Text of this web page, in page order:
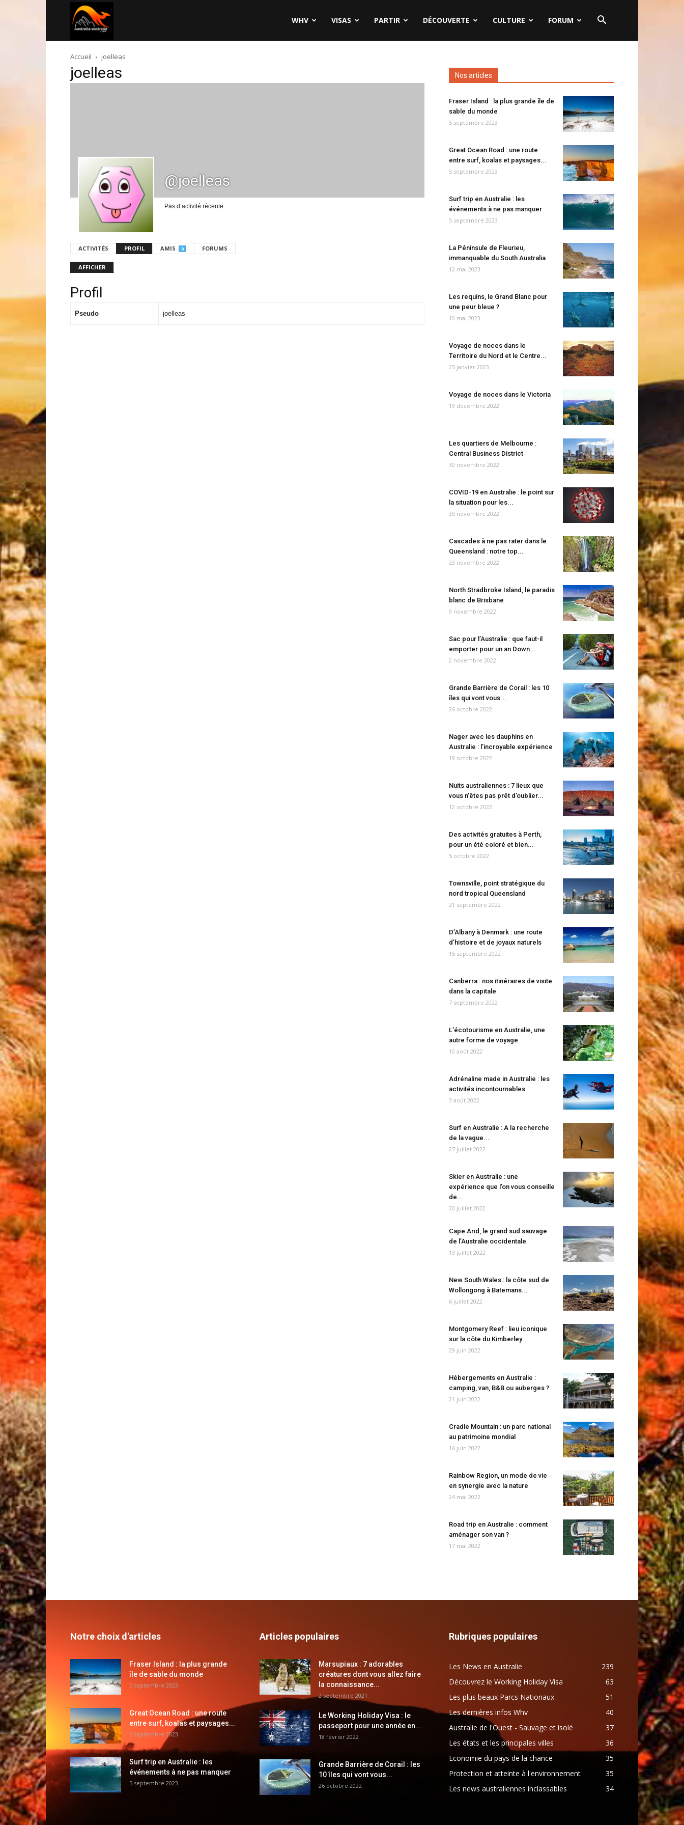
australie.com
WHV VISAS PARTIR DÉCOUVERTE CULTURE FORUM
Accueil joelleas
joelleas
@joelleas
Pas d’activité récente
ACTIVITÉS PROFIL AMIS 0 FORUMS
AFFICHER
Profil
Pseudo joelleas
Nos articles
Fraser Island : la plus grande île de
sable du monde
5 septembre 2023
Great Ocean Road : une route
entre surf, koalas et paysages...
5 septembre 2023
Surf trip en Australie : les
événements à ne pas manquer
5 septembre 2023
La Péninsule de Fleurieu,
immanquable du South Australia
12 mai 2023
Les requins, le Grand Blanc pour
une peur bleue ?
10 mai 2023
Voyage de noces dans le
Territoire du Nord et le Centre...
25 janvier 2023
Voyage de noces dans le Victoria
19 décembre 2022
Les quartiers de Melbourne :
Central Business District
30 novembre 2022
COVID-19 en Australie : le point sur
la situation pour les...
30 novembre 2022
Cascades à ne pas rater dans le
Queensland : notre top...
23 novembre 2022
North Stradbroke Island, le paradis
blanc de Brisbane
9 novembre 2022
Sac pour l’Australie : que faut-il
emporter pour un an Down...
2 novembre 2022
Grande Barrière de Corail : les 10
îles qui vont vous...
26 octobre 2022
Nager avec les dauphins en
Australie : l’incroyable expérience
19 octobre 2022
Nuits australiennes : 7 lieux que
vous n’êtes pas prêt d’oublier...
12 octobre 2022
Des activités gratuites à Perth,
pour un été coloré et bien...
5 octobre 2022
Townsville, point stratégique du
nord tropical Queensland
21 septembre 2022
D’Albany à Denmark : une route
d’histoire et de joyaux naturels
15 septembre 2022
Canberra : nos itinéraires de visite
dans la capitale
7 septembre 2022
L’écotourisme en Australie, une
autre forme de voyage
10 août 2022
Adrénaline made in Australie : les
activités incontournables
3 août 2022
Surf en Australie : A la recherche
de la vague...
27 juillet 2022
Skier en Australie : une
expérience que l’on vous conseille
de...
20 juillet 2022
Cape Arid, le grand sud sauvage
de l’Australie occidentale
13 juillet 2022
New South Wales : la côte sud de
Wollongong à Batemans...
6 juillet 2022
Montgomery Reef : lieu iconique
sur la côte du Kimberley
29 juin 2022
Hébergements en Australie :
camping, van, B&B ou auberges ?
21 juin 2022
Cradle Mountain : un parc national
au patrimoine mondial
16 juin 2022
Rainbow Region, un mode de vie
en synergie avec la nature
24 mai 2022
Road trip en Australie : comment
aménager son van ?
17 mai 2022
Notre choix d'articles
Fraser Island : la plus grande
île de sable du monde
5 septembre 2023
Great Ocean Road : une route
entre surf, koalas et paysages...
5 septembre 2023
Surf trip en Australie : les
événements à ne pas manquer
5 septembre 2023
Articles populaires
Marsupiaux : 7 adorables
créatures dont vous allez faire
la connaissance...
2 septembre 2021
Le Working Holiday Visa : le
passeport pour une année en...
18 février 2022
Grande Barrière de Corail : les
10 îles qui vont vous...
26 octobre 2022
Rubriques populaires
Les News en Australie
239
Découvrez le Working Holiday Visa
63
Les plus beaux Parcs Nationaux
51
Les dernières infos Whv
40
Australie de l'Ouest - Sauvage et isolé
37
Les états et les principales villes
36
Economie du pays de la chance
35
Protection et atteinte à l'environnement
35
Les news australiennes inclassables
34